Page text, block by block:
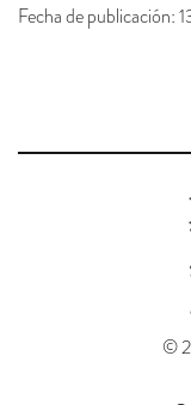
Fecha de publicación:
©